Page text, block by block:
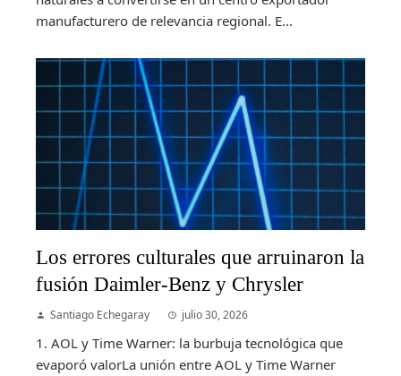
manufacturero de relevancia regional. E...
Los errores culturales que arruinaron la
fusión Daimler-Benz y Chrysler
Santiago Echegaray julio 30, 2026
1. AOL y Time Warner: la burbuja tecnológica que
evaporó valorLa unión entre AOL y Time Warner